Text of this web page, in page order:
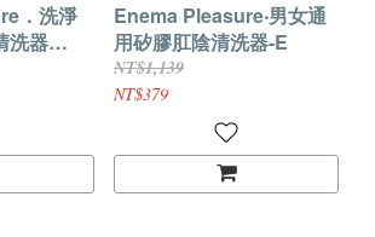
．洗淨
洗器
管
Enema Pleasure‧男女通
用矽膠肛陰清洗器-E
NT$1,139
NT$379